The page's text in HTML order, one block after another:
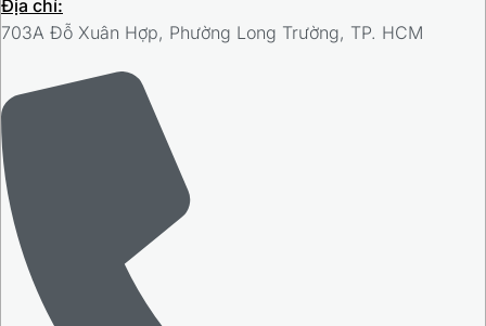
Địa chỉ:
703A Đỗ Xuân Hợp, Phường Long Trường, TP. HCM